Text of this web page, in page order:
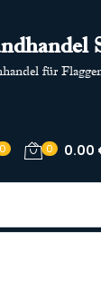
für
0 0 0.00